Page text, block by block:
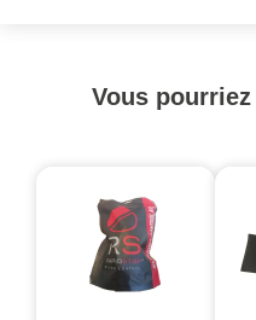
Vous